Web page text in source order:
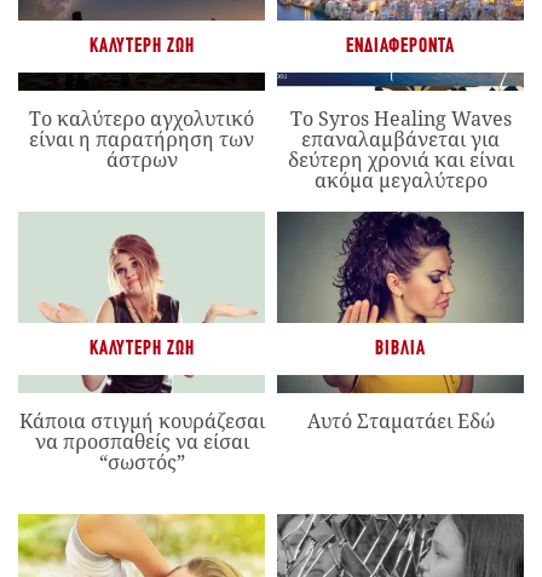
ΚΑΛΎΤΕΡΗ ΖΩΉ
Το καλύτερο αγχολυτικό
είναι η παρατήρηση των
άστρων
ΕΝΔΙΑΦΈΡΟΝΤΑ
Το Syros Healing Waves
επαναλαμβάνεται για
δεύτερη χρονιά και είναι
ακόμα μεγαλύτερο
ΚΑΛΎΤΕΡΗ ΖΩΉ
Κάποια στιγμή κουράζεσαι
να προσπαθείς να είσαι
“σωστός”
ΒΙΒΛΊΑ
Αυτό Σταματάει Εδώ